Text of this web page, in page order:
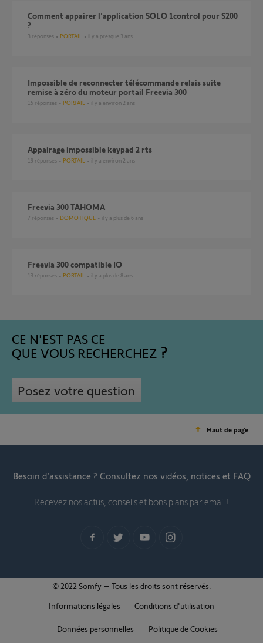
comment appairer l'application SOLO 1control pour S200
?
3 réponses PORTAIL il y a presque 3 ans
Impossible de reconnecter télécommande relais suite
remise à zéro du moteur portail Freevia 300
15 réponses PORTAIL il y a environ 2 ans
appairage impossible keypad 2 rts
19 réponses PORTAIL il y a environ 2 ans
Freevia 300 TAHOMA
7 réponses DOMOTIQUE il y a plus de 6 ans
freevia 300 compatible IO
13 réponses PORTAIL il y a plus de 8 ans
CE N'EST PAS CE
QUE VOUS RECHERCHEZ
Posez votre question
Haut de page
Besoin d’assistance ? Consultez nos vidéos, notices et FAQ
Recevez nos actus, conseils et bons plans par email !
© 2022 Somfy – Tous les droits sont réservés.
Informations légales
Conditions d'utilisation
Données personnelles Politique de Cookies